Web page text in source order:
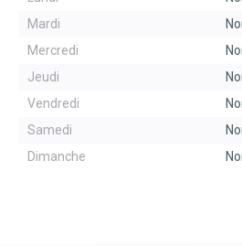
Mardi
Mercredi
Jeudi
Vendredi
Samedi
Dimanche